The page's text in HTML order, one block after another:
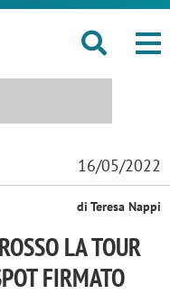
16/05/2022
di Teresa Nappi
LA TOUR
FIRMATO